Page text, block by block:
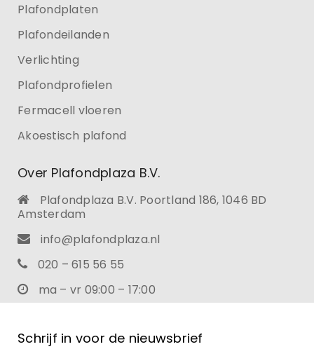
Plafondplaten
Plafondeilanden
Verlichting
Plafondprofielen
Fermacell vloeren
Akoestisch plafond
Over Plafondplaza B.V.
Plafondplaza B.V. Poortland 186, 1046 BD
Amsterdam
info@plafondplaza.nl
020 – 615 56 55
ma – vr 09:00 – 17:00
Schrijf in voor de nieuwsbrief